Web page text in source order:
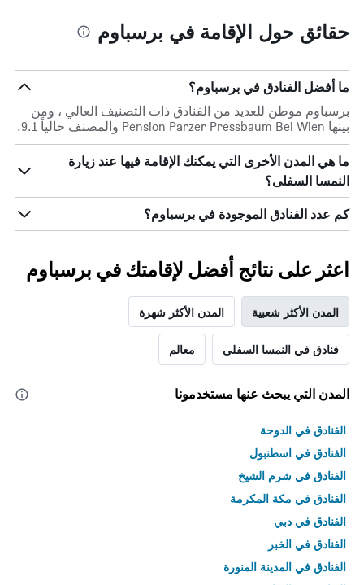
حقائق حول الإقامة في برسباوم
ما أفضل الفنادق في برسباوم؟
برسباوم موطن للعديد من الفنادق ذات التصنيف العالي ، ومن
بينها Pension Parzer Pressbaum Bei Wien والمصنف حالياً 9.1.
ما هي المدن الأخرى التي يمكنك الإقامة فيها عند زيارة
النمسا السفلى؟
كم عدد الفنادق الموجودة في برسباوم؟
اعثر على نتائج أفضل لإقامتك في برسباوم
المدن الأكثر شعبية المدن الأكثر شهرة
فنادق في النمسا السفلى معالم
المدن التي يبحث عنها مستخدمونا
الفنادق في الدوحة
الفنادق في اسطنبول
الفنادق في شرم الشيخ
الفنادق في مكة المكرمة
الفنادق في دبي
الفنادق في الخبر
الفنادق في المدينة المنورة